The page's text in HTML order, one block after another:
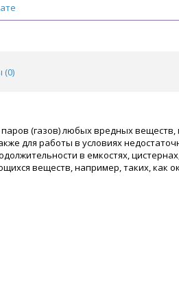
(0)
(газов) любых вредных веществ,
для работы в условиях
в емкостях,
веществ, например, таких, как